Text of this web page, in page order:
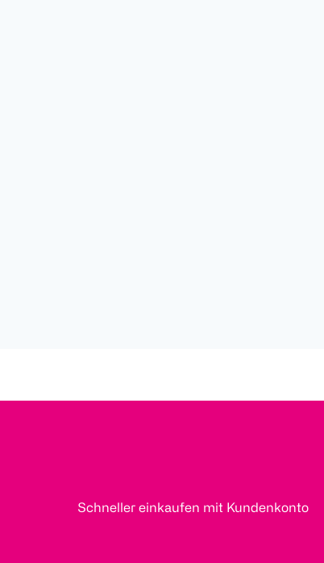
Schneller einkaufen mit Kundenkonto